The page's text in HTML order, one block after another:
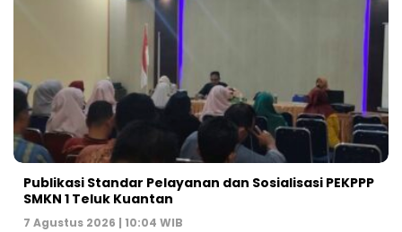
Publikasi Standar Pelayanan dan Sosialisasi PEKPPP
SMKN 1 Teluk Kuantan
7 Agustus 2026 | 10:04 WIB